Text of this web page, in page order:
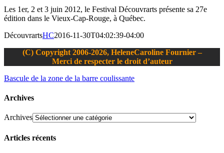
Les 1er, 2 et 3 juin 2012, le Festival Découvrarts présente sa 27e
édition dans le Vieux-Cap-Rouge, à Québec.
DécouvrartsHC2016-11-30T04:02:39-04:00
(C) Copyright 2006-2026, HeleneCaroline Fournier –
Merci de respecter le droit d’auteur
Bascule de la zone de la barre coulissante
Archives
Archives
Articles récents